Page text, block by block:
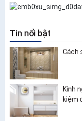
Tin nổi bật
Cách
Kinh
kiệm